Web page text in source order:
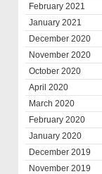
February 2021
January 2021
December 2020
November 2020
October 2020
April 2020
March 2020
February 2020
January 2020
December 2019
November 2019